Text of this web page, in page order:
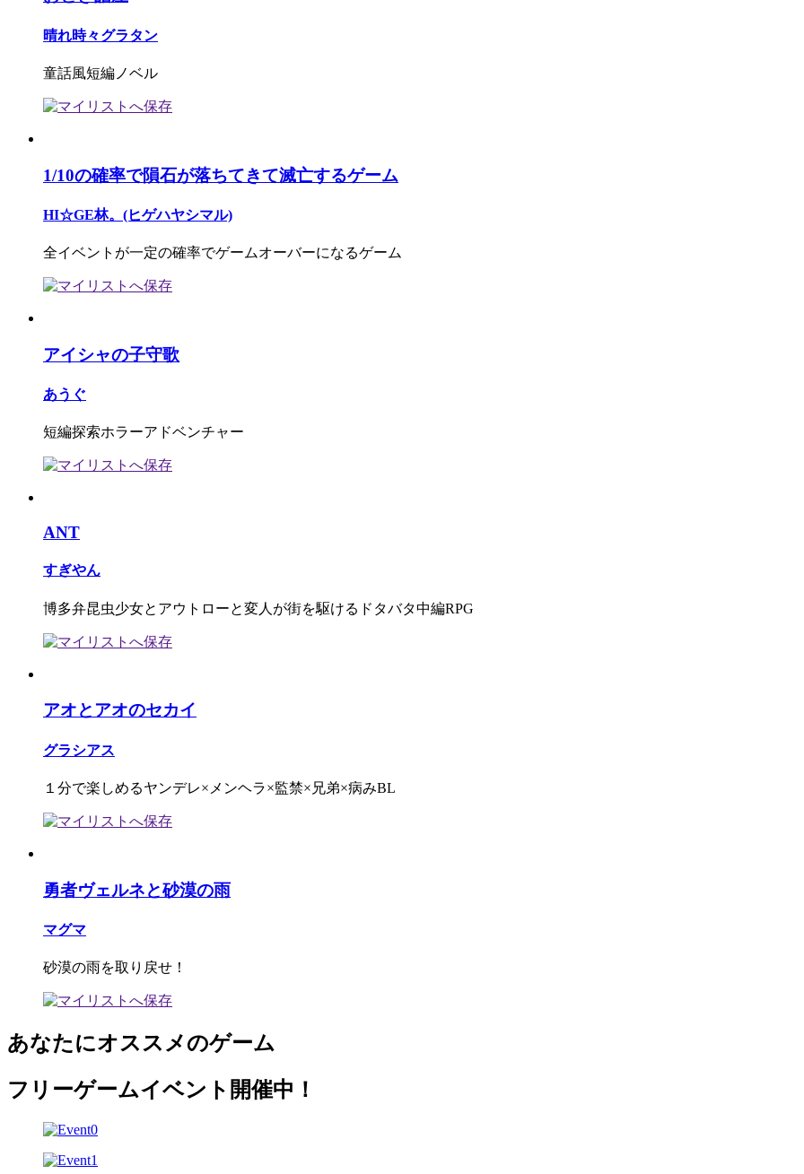
晴れ時々グラタン
童話風短編ノベル
1/10の確率で隕石が落ちてきて滅亡するゲーム
HI☆GE林。(ヒゲハヤシマル)
全イベントが一定の確率でゲームオーバーになるゲーム
アイシャの子守歌
あうぐ
短編探索ホラーアドベンチャー
ANT
すぎやん
博多弁昆虫少女とアウトローと変人が街を駆けるドタバタ中編RPG
アオとアオのセカイ
グラシアス
１分で楽しめるヤンデレ×メンヘラ×監禁×兄弟×病みBL
勇者ヴェルネと砂漠の雨
マグマ
砂漠の雨を取り戻せ！
あなたにオススメのゲーム
フリーゲームイベント開催中！